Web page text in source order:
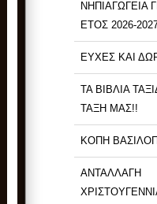
ΝΗΠΙΑΓΩΓΕΙΑ
ΕΤΟΣ 2026-
ΕΥΧΕΣ ΚΑΙ
ΤΑ ΒΙΒΛΙΑ
ΤΑΞΗ ΜΑΣ!!
ΚΟΠΗ
ΑΝΤΑΛΛΑΓΗ